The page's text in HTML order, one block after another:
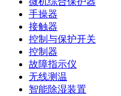
手操器
接触器
控制与保护开关
控制器
故障指示仪
无线测温
智能除湿装置